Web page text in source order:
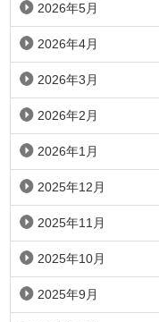
2026年5月
2026年4月
2026年3月
2026年2月
2026年1月
2025年12月
2025年11月
2025年10月
2025年9月